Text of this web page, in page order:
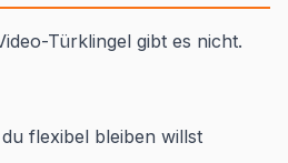
Türklingel gibt es nicht.
flexibel bleiben willst